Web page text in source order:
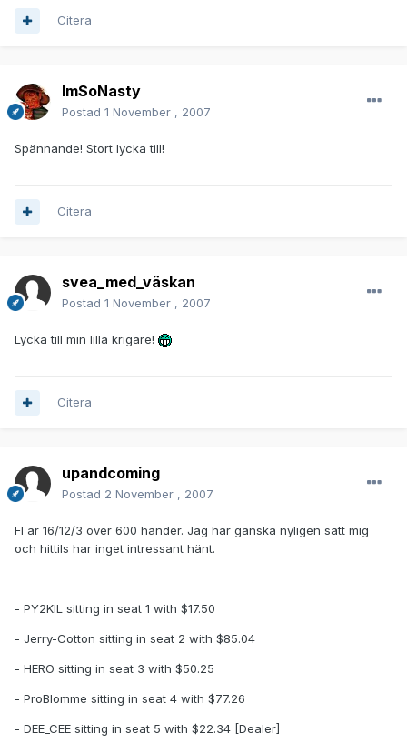
Citera
ImSoNasty
Postad 1 November , 2007
Spännande! Stort lycka till!
Citera
svea_med_väskan
Postad 1 November , 2007
Lycka till min lilla krigare!
Citera
upandcoming
Postad 2 November , 2007
FI är 16/12/3 över 600 händer. Jag har ganska nyligen satt mig
och hittils har inget intressant hänt.
- PY2KIL sitting in seat 1 with $17.50
- Jerry-Cotton sitting in seat 2 with $85.04
- HERO sitting in seat 3 with $50.25
- ProBlomme sitting in seat 4 with $77.26
- DEE_CEE sitting in seat 5 with $22.34 [Dealer]